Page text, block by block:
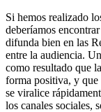
Si hemos realizado
deberíamos
difunda bien en las
entre la audiencia.
como resultado que
forma positiva, y que
se viralice
los canales sociales,